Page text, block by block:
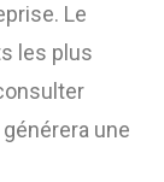
Le
les plus
une